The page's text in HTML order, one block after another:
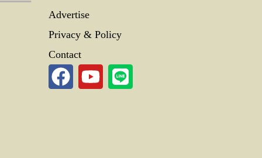
Advertise
Privacy & Policy
Contact